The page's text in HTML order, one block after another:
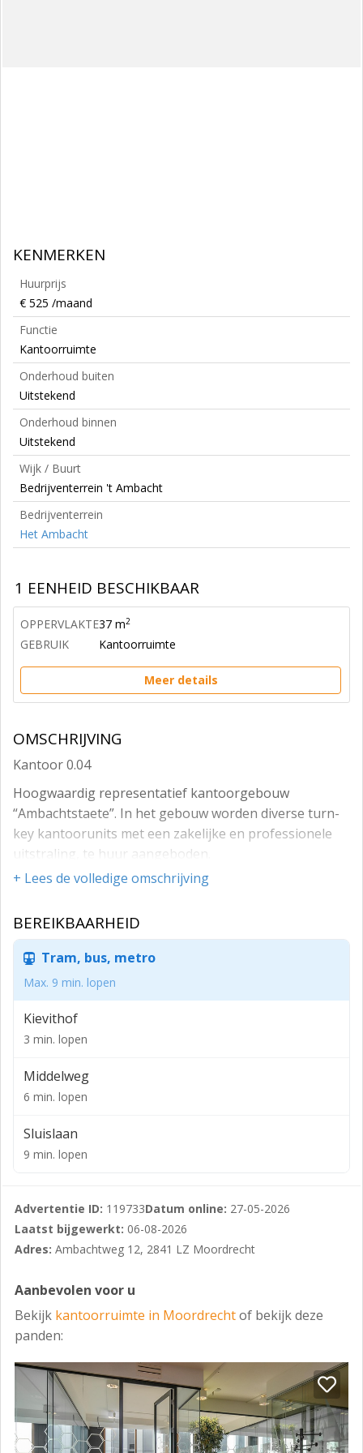
KENMERKEN
Huurprijs
€ 525 /maand
Functie
Kantoorruimte
Onderhoud buiten
Uitstekend
Onderhoud binnen
Uitstekend
Wijk / Buurt
Bedrijventerrein 't Ambacht
Bedrijventerrein
Het Ambacht
1 EENHEID BESCHIKBAAR
OPPERVLAKTE37 m2
GEBRUIK Kantoorruimte
Meer details
OMSCHRIJVING
Kantoor 0.04
Hoogwaardig representatief kantoorgebouw
“Ambachtstaete”. In het gebouw worden diverse turn-
key kantoorunits met een zakelijke en professionele
uitstraling, te huur aangeboden.
Parkeervoorziening:
Locatie/Bereikbaarheid:
Op bedrijventerrein Het Ambacht, met goede
ontsluiting richting de rijksweg A20/A12 (Utrecht-
Opleveringsniveau:
- toiletgroepen;
- systeemplafond;
- vloerbedekking;
- lift;
in overleg.
Huurprijsaanpassing:
Jaarlijks zal de huurprijs worden herzien op basis van
de wijziging van het maandprijsindexcijfer volgens de
consumentenprijsindex (CPI) Alle Huishoudens
(2025=100), gepubliceerd door het Centraal Bureau
voor de Statistiek (CBS), mits dit geen verlaging tot
+ Lees de volledige omschrijving
BEREIKBAARHEID
Tram, bus, metro
Max. 9 min. lopen
Kievithof
3 min. lopen
Middelweg
6 min. lopen
Sluislaan
9 min. lopen
Advertentie ID: 119733Datum online: 27-05-2026
Laatst bijgewerkt: 06-08-2026
Adres: Ambachtweg 12, 2841 LZ Moordrecht
Aanbevolen voor u
Bekijk kantoorruimte in Moordrechtof bekijk deze
panden: